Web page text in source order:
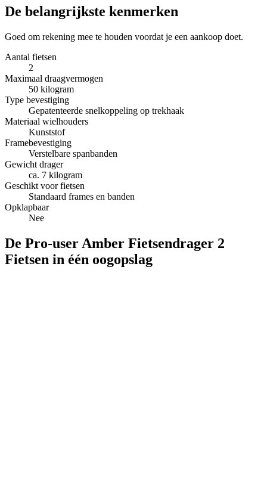
De belangrijkste kenmerken
Goed om rekening mee te houden voordat je een aankoop doet.
Aantal fietsen
2
Maximaal draagvermogen
50 kilogram
Type bevestiging
Gepatenteerde snelkoppeling op trekhaak
Materiaal wielhouders
Kunststof
Framebevestiging
Verstelbare spanbanden
Gewicht drager
ca. 7 kilogram
Geschikt voor fietsen
Standaard frames en banden
Opklapbaar
Nee
De Pro-user Amber Fietsendrager 2
Fietsen in één oogopslag